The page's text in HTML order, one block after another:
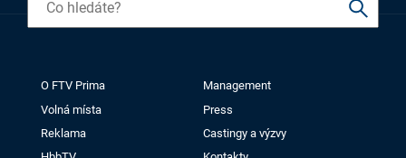
O FTV Prima
Management
Volná místa
Press
Reklama
Castingy a výzvy